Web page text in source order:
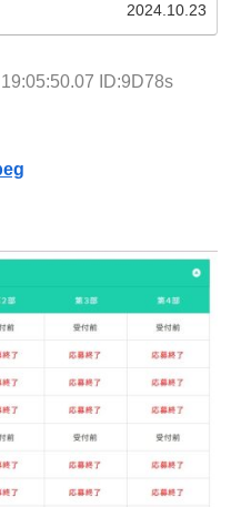
2024.10.23
ID:9D78s